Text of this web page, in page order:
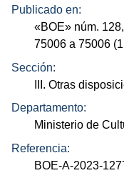
Publicado en:
«BOE» núm.
75006 a 75006 (1
Sección:
III. Otras
Departamento:
Ministerio de
Referencia:
BOE-A-2023-